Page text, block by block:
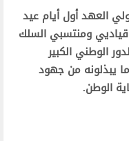
العهد أول أيام عيد
قياديي ومنتسبي السلك
الوطني الكبير
يبذلونه من جهود
الوطن.